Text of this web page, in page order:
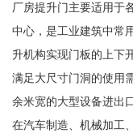
厂房提升门主要适用于
中心，是工业建筑中常
升机构实现门板的上下
满足大尺寸门洞的使用
余米宽的大型设备进出
在汽车制造、机械加工